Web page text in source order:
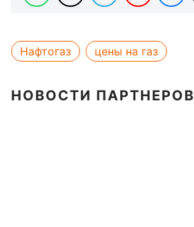
Нафтогаз цены на газ
НОВОСТИ ПАРТНЕРОВ